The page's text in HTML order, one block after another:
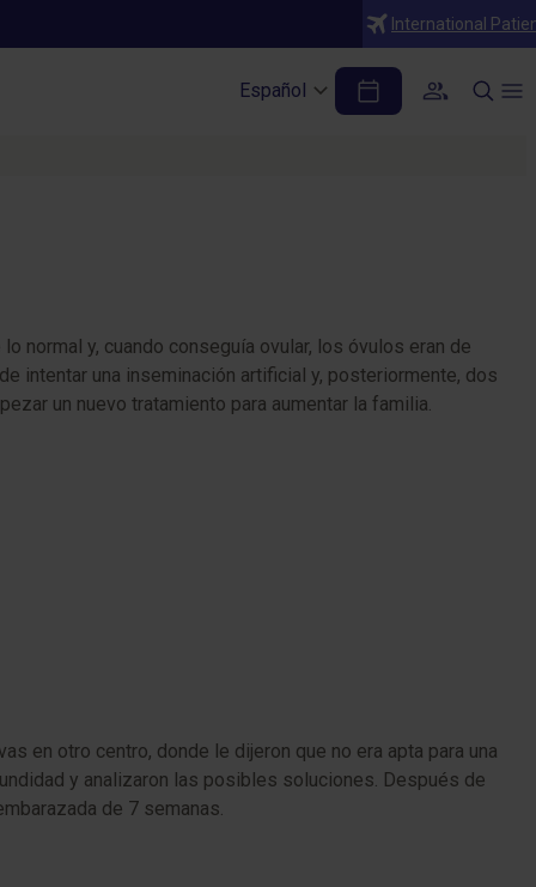
International
Español
testimonios y da el primer paso hacia tu futuro.
normal y, cuando conseguía ovular, los óvulos eran de
intentar una inseminación artificial y, posteriormente, dos
un nuevo tratamiento para aumentar la familia.
en otro centro, donde le dijeron que no era apta para una
y analizaron las posibles soluciones. Después de
de 7 semanas.